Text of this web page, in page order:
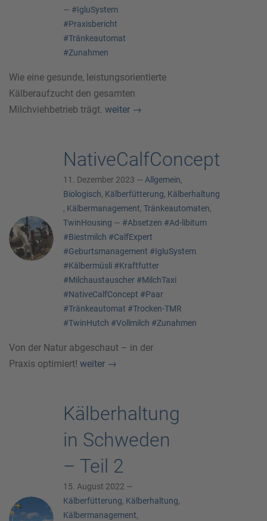
— #IgluSystem
#Praxisbericht
#Tränkeautomat
#Zunahmen
Wie eine gesunde, leistungsorientierte
Kälberaufzucht den gesamten
Milchviehbetrieb trägt. weiter →
NativeCalfConcept
11. Dezember 2023 — Allgemein,
Biologisch, Kälberfütterung, Kälberhaltung
, Kälbermanagement, Tränkeautomaten,
TwinHousing — #Absetzen #Ad-libitum
#Biestmilch #CalfExpert
#Geburtsmanagement #IgluSystem
#Kälbermüsli #Kraftfutter
#Milchaustauscher #MilchTaxi
#NativeCalfConcept #Paar
#Tränkeautomat #Trocken-TMR
#TwinHutch #Vollmilch #Zunahmen
Von der Natur abgeschaut – in der
Praxis optimiert! weiter →
Kälberhaltung
in Schweden
– Teil 2
15. August 2022 —
Kälberfütterung, Kälberhaltung,
Kälbermanagement,